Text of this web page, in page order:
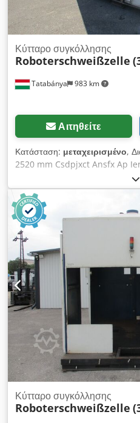
Tatabánya 983 km
Κύτταρο συγκόλλησης
Roboterschweißzelle
Αιτηθείτε
Κατάσταση: μεταχειρισμένο,
2520 mm Csdpjxct Ansfx Ap
2520 x 2500 mm ύψος +
Κύτταρο συγκόλλησης
Roboterschweißzelle